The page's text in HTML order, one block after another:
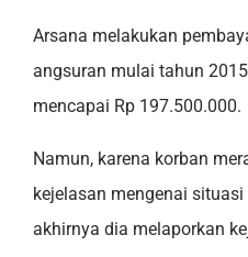
Arsana melakukan
angsuran mulai tahun
mencapai Rp 197.500.000.
Namun, karena korban
kejelasan mengenai
akhirnya dia melaporkan